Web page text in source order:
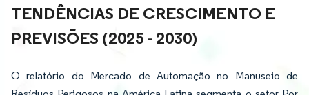
TENDÊNCIAS DE CRESCIMENTO E
PREVISÕES (2025 - 2030)
O relatório do Mercado de Automação no Manuseio de